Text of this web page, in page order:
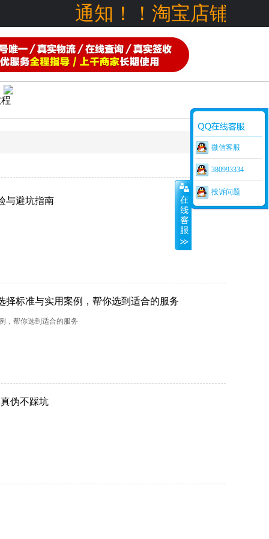
通知！！淘宝店铺也
与避坑指南
择标准与实用案例，帮你选到适合的服务
，帮你选到适合的服务
伪不踩坑
微信客服
380993334
投诉问题